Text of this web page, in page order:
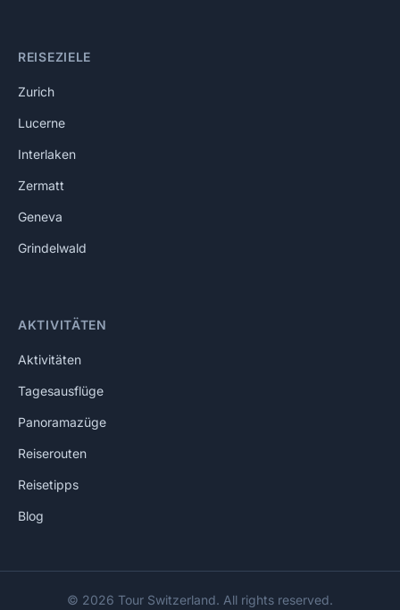
REISEZIELE
Zurich
Lucerne
Interlaken
Zermatt
Geneva
Grindelwald
AKTIVITÄTEN
Aktivitäten
Tagesausflüge
Panoramazüge
Reiserouten
Reisetipps
Blog
© 2026 Tour Switzerland. All rights reserved.